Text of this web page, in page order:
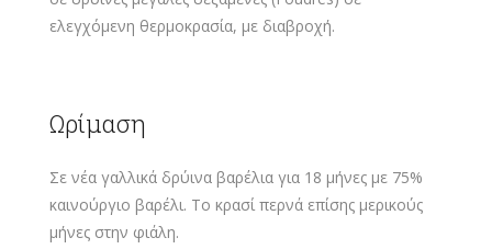
ελεγχόμενη θερμοκρασία, με διαβροχή.
Ωρίμαση
Σε νέα γαλλικά δρύινα βαρέλια για 18 μήνες με 75%
καινούργιο βαρέλι. Το κρασί περνά επίσης μερικούς
μήνες στην φιάλη.